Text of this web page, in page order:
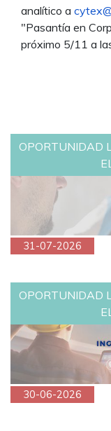
analítico a
"Pasantía en
próximo 5/11 a
OPORTUNIDAD
31-07-2026
OPORTUNIDAD
30-06-2026